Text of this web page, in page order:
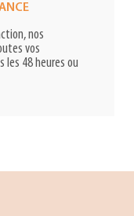
nos
vos
les 48 heures ou